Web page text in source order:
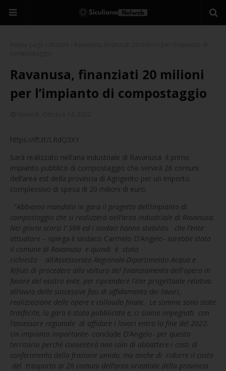
Ravanusa, finanziati 20 milioni
per l’impianto di compostaggio
https://ift.tt/LRdQ3XY
Sarà realizzato nell’aria industriale di Ravanusa il primo
impianto pubblico di compostaggio che servirà 26 comuni
dell’area est della provincia di Agrigento per un importo
complessivo di spesa di 20 milioni di euro.
“Abbiamo mandato in gara il progetto dell’impianto di
compostaggio che si realizzerà nell’area industriale di Ravanusa.
Nei giorni scorsi l’ SRR ed i sindaci hanno stabilito che l’ente
attuatore – spiega il sindaco Carmelo D’Angelo- sarebbe stato
il comune di Ravanusa e quindi è stato
richiesto all’Assessorato Regionale-Dipartimento Acqua e
Rifiuti di procedere alla voltura del finanziamento dell'opera in
favore del nostro ente, per riprendere l'iter progettuale relativo
all’avvio delle successive fasi di affidamento dei lavori,
realizzazione delle opere e collaudo finale. Le somme sono state
trasferite, la gara è stata pubblicata e, ci siamo impegnati con
l’assessore regionale di affidare i lavori entro la fine del 2022.
Un impianto importante- conclude D’Angelo- per questo
territorio perché consentirà non solo di abbattere i costi di
conferimento della frazione umida, ma anche di ridurre il costo
del trasporto ai 26 comuni dell’area orientale della provincia